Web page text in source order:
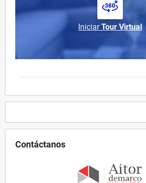
IniciarTour Virtual
Contáctanos